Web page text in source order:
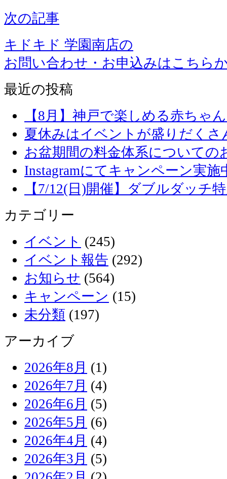
次の記事
キドキド 学園南店の
お問い合わせ・お申込みはこちら
最近の投稿
【8月】神戸で楽しめる赤ちゃ
夏休みはイベントが盛りだくさ
お盆期間の料金体系についての
Instagramにてキャンペーン実施
【7/12(日)開催】ダブルダッチ
カテゴリー
イベント (245)
イベント報告 (292)
お知らせ (564)
キャンペーン (15)
未分類 (197)
アーカイブ
2026年8月 (1)
2026年7月 (4)
2026年6月 (5)
2026年5月 (6)
2026年4月 (4)
2026年3月 (5)